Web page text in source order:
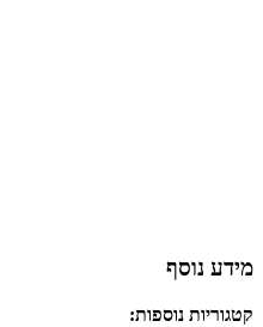
מידע נוסף
קטגוריות נוספות: